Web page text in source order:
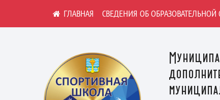
СВЕДЕНИЯ ОБ ОБРАЗОВАТЕЛЬНОЙ